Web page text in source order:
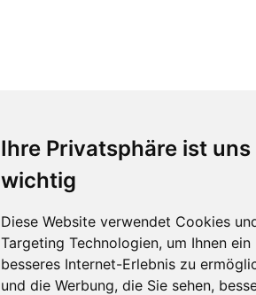
Ihre Privatsphäre ist uns
wichtig
Diese Website verwendet Cookies
Targeting Technologien, um Ihnen ein
besseres Internet-Erlebnis zu
und die Werbung, die Sie sehen,